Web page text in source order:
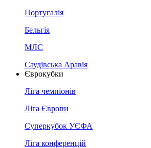
Португалія
Бельгія
МЛС
Саудівська Аравія
Єврокубки
Ліга чемпіонів
Ліга Європи
Суперкубок УЄФА
Ліга конференцій